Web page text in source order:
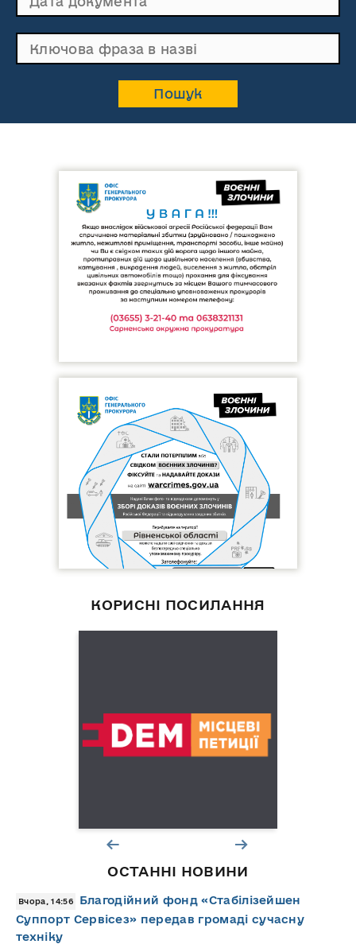
КОРИСНІ ПОСИЛАННЯ
ОСТАННІ НОВИНИ
Вчора, 14:56
Благодійний фонд «Стабілізейшен
Суппорт Сервісез» передав громаді сучасну
техніку